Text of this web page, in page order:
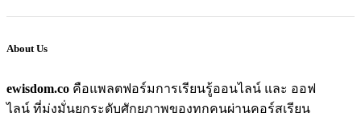
About Us
ewisdom.co คือแพลตฟอร์มการเรียนรู้ออนไลน์ และ ออฟ
ไลน์ ที่มุ่งมั่นยกระดับศักยภาพของทุกคนผ่านคอร์สเรียน